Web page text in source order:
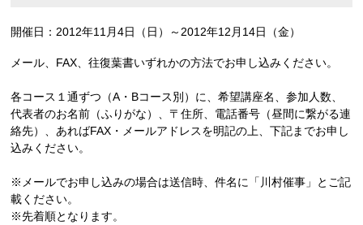
開催日：2012年11月4日（日）～2012年12月14日（金）
メール、FAX、往復葉書いずれかの方法でお申し込みください。
各コース１通ずつ（A・Bコース別）に、希望講座名、参加人数、
代表者のお名前（ふりがな）、〒住所、電話番号（昼間に繋がる連
絡先）、あればFAX・メールアドレスを明記の上、下記までお申し
込みください。
※メールでお申し込みの場合は送信時、件名に「川村催事」とご記
載ください。
※先着順となります。